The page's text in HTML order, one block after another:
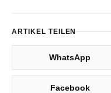
ARTIKEL TEILEN
WhatsApp
Facebook